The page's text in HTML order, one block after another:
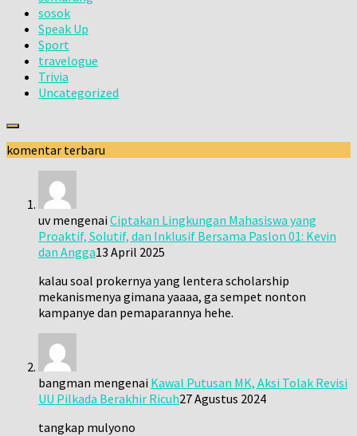
sosok
Speak Up
Sport
travelogue
Trivia
Uncategorized
komentar terbaru
uvmengenai Ciptakan Lingkungan Mahasiswa yang
Proaktif, Solutif, dan Inklusif Bersama Paslon 01: Kevin
dan Angga13 April 2025
kalau soal prokernya yang lentera scholarship
mekanismenya gimana yaaaa, ga sempet nonton
kampanye dan pemaparannya hehe.
bangman mengenai Kawal Putusan MK, Aksi Tolak Revisi
UU Pilkada Berakhir Ricuh27 Agustus 2024
tangkap mulyono